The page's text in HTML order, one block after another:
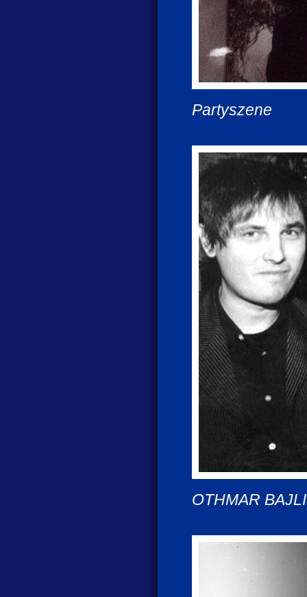
Partyszene
OTHMAR